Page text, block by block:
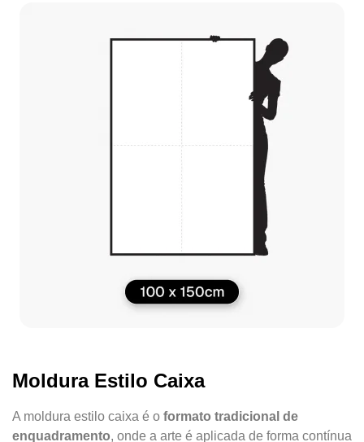
Moldura Estilo Caixa
A moldura estilo caixa é o formato tradicional de
enquadramento, onde a arte é aplicada de forma contínua